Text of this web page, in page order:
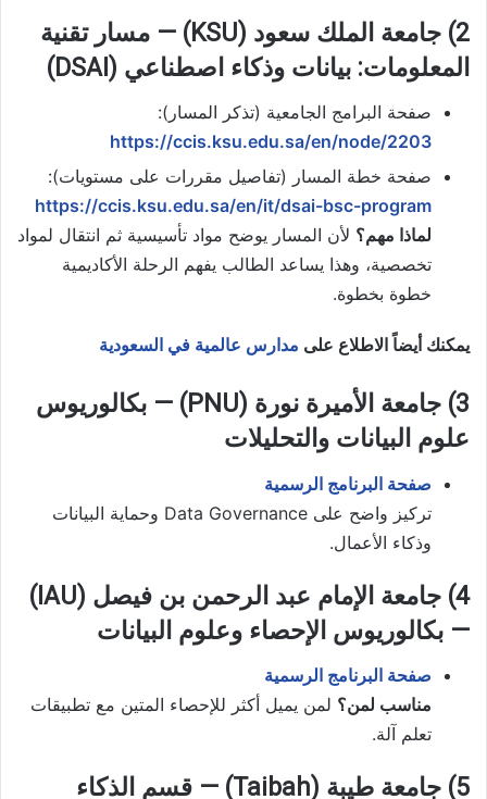
2) جامعة الملك سعود (KSU) — مسار تقنية
المعلومات: بيانات وذكاء اصطناعي (DSAI)
صفحة البرامج الجامعية (تذكر المسار):
https://ccis.ksu.edu.sa/en/node/2203
صفحة خطة المسار (تفاصيل مقررات على مستويات):
https://ccis.ksu.edu.sa/en/it/dsai-bsc-program
لماذا مهم؟ لأن المسار يوضح مواد تأسيسية ثم انتقال لمواد
تخصصية، وهذا يساعد الطالب يفهم الرحلة الأكاديمية
خطوة بخطوة.
يمكنك أيضاً الاطلاع على مدارس عالمية في السعودية
3) جامعة الأميرة نورة (PNU) — بكالوريوس
علوم البيانات والتحليلات
صفحة البرنامج الرسمية
تركيز واضح على Data Governance وحماية البيانات
وذكاء الأعمال.
4) جامعة الإمام عبد الرحمن بن فيصل (IAU)
— بكالوريوس الإحصاء وعلوم البيانات
صفحة البرنامج الرسمية
مناسب لمن؟ لمن يميل أكثر للإحصاء المتين مع تطبيقات
تعلم آلة.
5) جامعة طيبة (Taibah) — قسم الذكاء